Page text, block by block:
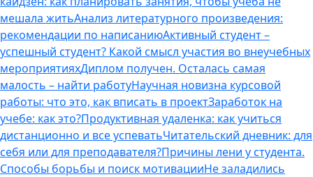
мешала житьАнализ литературного произведения:
рекомендации по написаниюАктивный студент –
успешный студент? Какой смысл участия во внеучебных
мероприятияхДиплом получен. Осталась самая
малость – найти работуНаучная новизна курсовой
работы: что это, как вписать в проектЗаработок на
учебе: как это?Продуктивная удаленка: как учиться
дистанционно и все успеватьЧитательский дневник: для
себя или для преподавателя?Причины лени у студента.
Способы борьбы и поиск мотивацииНе заладились